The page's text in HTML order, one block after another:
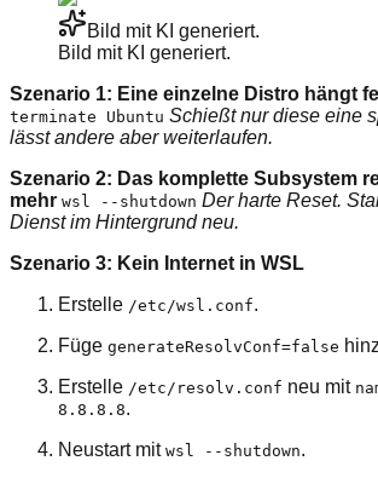
Bild mit KI generiert.
Bild mit KI generiert.
Szenario 1: Eine einzelne Distro hängt
terminate Ubuntu Schießt nur diese eine
lässt andere aber weiterlaufen.
Szenario 2: Das komplette Subsystem
mehr wsl --shutdown Der harte Reset.
Dienst im Hintergrund neu.
Szenario 3: Kein Internet in WSL
Erstelle /​etc/​wsl.conf.
Füge generateResolvConf=false
Erstelle /​etc/​resolv.conf neu mit
8.8.8.8.
Neustart mit wsl --shutdown.